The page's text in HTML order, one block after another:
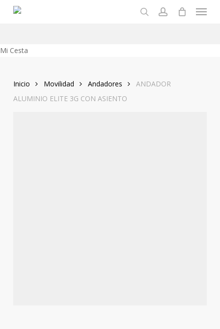
Menu
Mi Cesta
Inicio Movilidad Andadores
ANDADOR
ALUMINIO ELITE 3G CON ASIENTO